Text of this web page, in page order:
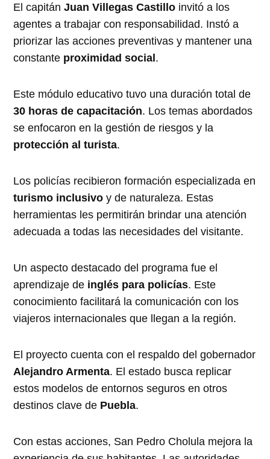
El capitánJuan Villegas Castillo invitó a los
agentes a trabajar con responsabilidad. Instó a
priorizar las acciones preventivas y mantener una
constante proximidad social.
Este módulo educativo tuvo una duración total de
30 horas de capacitación. Los temas abordados
se enfocaron en la gestión de riesgos y la
protección al turista.
Los policías recibieron formación especializada en
turismo inclusivo y de naturaleza. Estas
herramientas les permitirán brindar una atención
adecuada a todas las necesidades del visitante.
Un aspecto destacado del programa fue el
aprendizaje de inglés para policías. Este
conocimiento facilitará la comunicación con los
viajeros internacionales que llegan a la región.
El proyecto cuenta con el respaldo del gobernador
Alejandro Armenta. El estado busca replicar
estos modelos de entornos seguros en otros
destinos clave de Puebla.
Con estas acciones, San Pedro Cholula mejora la